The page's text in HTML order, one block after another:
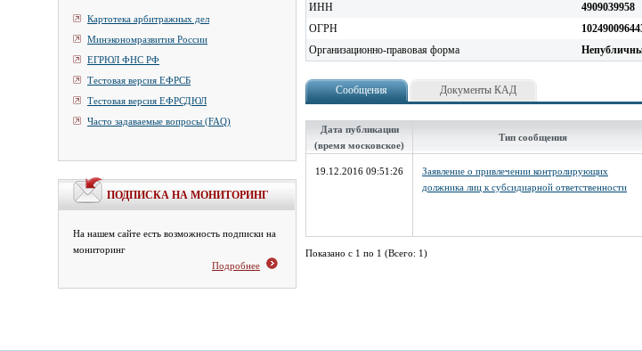
Картотека арбитражных дел
Минэкономразвития России
ЕГРЮЛ ФНС РФ
Тестовая версия ЕФРСБ
Тестовая версия ЕФРСДЮЛ
Часто задаваемые вопросы (FAQ)
ПОДПИСКА НА МОНИТОРИНГ
На нашем сайте есть возможность подписки на
мониторинг
Подробнее
ИНН
4909039958
ОГРН
Организационно-правовая форма
Сообщения Документы КАД
Дата публикации
(время московское)
Тип сообщения
19.12.2016 09:51:26
Заявление о привлечении контролирующих
должника лиц к субсидиарной ответственности
Показано с 1 по 1 (Всего: 1)